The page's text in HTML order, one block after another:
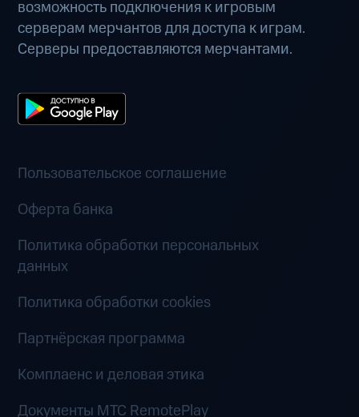
возможность подключения к игровым
серверам мерчантов для доступа к играм.
Серверы предоставляются мерчантами.
Пользовательское соглашение
Оферта банка
Политика обработки персональных
данных
Политика обработки cookies
Партнёрская программа
Комплаенс и деловая этика
Документы MTC RemotePlay